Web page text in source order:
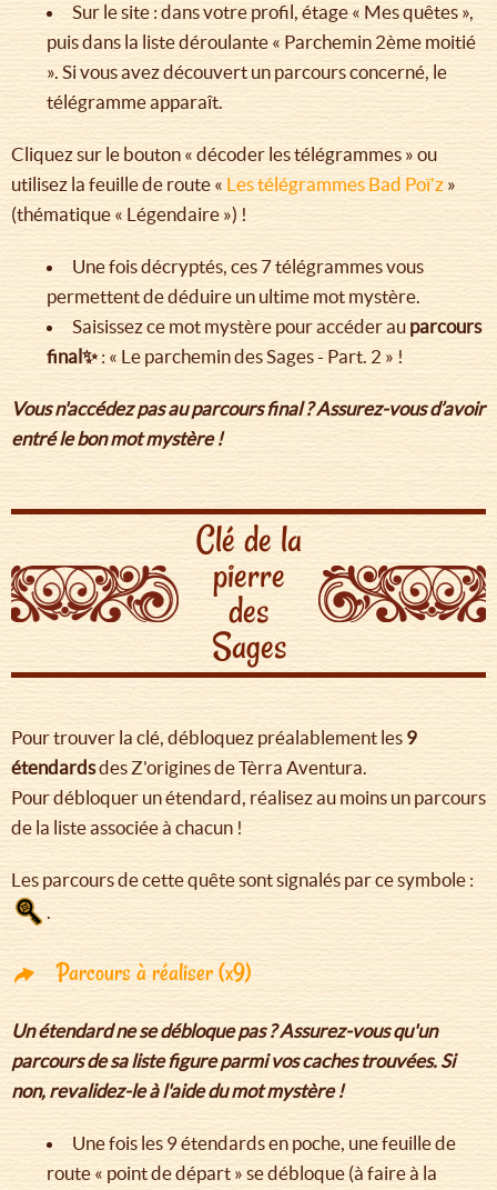
Sur le site : dans votre profil, étage « Mes quêtes »,
puis dans la liste déroulante « Parchemin 2ème moitié
». Si vous avez découvert un parcours concerné, le
télégramme apparaît.
Cliquez sur le bouton « décoder les télégrammes » ou
utilisez la feuille de route « Les télégrammes Bad Poï’z »
(thématique « Légendaire ») !
Une fois décryptés, ces 7 télégrammes vous
permettent de déduire un ultime mot mystère.
Saisissez ce mot mystère pour accéder au parcours
final✨: « Le parchemin des Sages - Part. 2 » !
Vous n'accédez pas au parcours final ? Assurez-vous d’avoir
entré le bon mot mystère !
Clé de la
pierre
des
Sages
Pour trouver la clé, débloquez préalablement les 9
étendardsdes Z'origines de Tèrra Aventura.
Pour débloquer un étendard, réalisez au moins un parcours
de la liste associée à chacun !
Les parcours de cette quête sont signalés par ce symbole :
.
Parcours à réaliser (x9)
Un étendard ne se débloque pas ? Assurez-vous qu'un
parcours de sa liste figure parmi vos caches trouvées. Si
non, revalidez-le à l'aide du mot mystère !
Une fois les 9 étendards en poche, une feuille de
route « point de départ » se débloque (à faire à la